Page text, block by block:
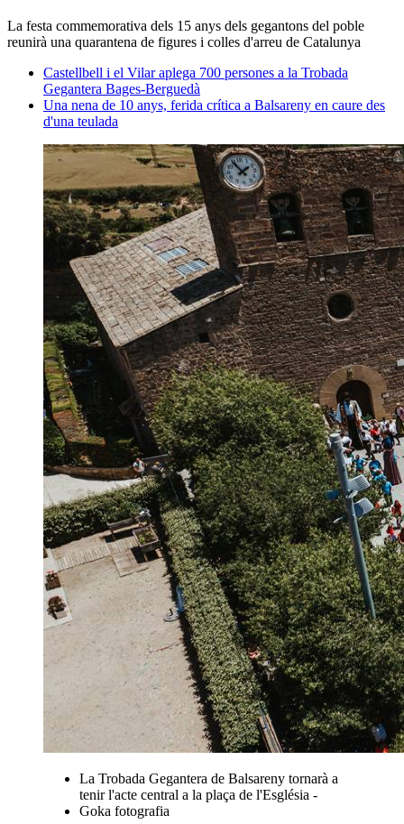
La festa commemorativa dels 15 anys dels gegantons del poble
reunirà una quarantena de figures i colles d'arreu de Catalunya
Castellbell i el Vilar aplega 700 persones a la Trobada
Gegantera Bages-Berguedà
Una nena de 10 anys, ferida crítica a Balsareny en caure des
d'una teulada
La Trobada Gegantera de Balsareny tornarà a
tenir l'acte central a la plaça de l'Església -
Goka fotografia